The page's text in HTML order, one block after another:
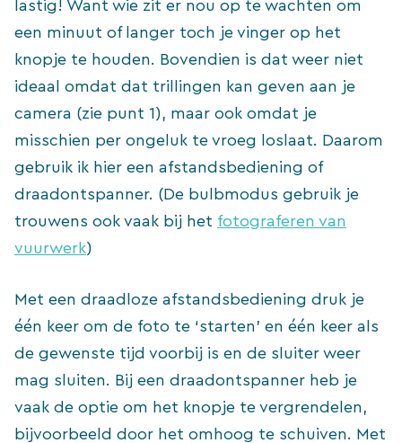
lastig! Want wie zit er nou op te wachten om
een minuut of langer toch je vinger op het
knopje te houden. Bovendien is dat weer niet
ideaal omdat dat trillingen kan geven aan je
camera (zie punt 1), maar ook omdat je
misschien per ongeluk te vroeg loslaat. Daarom
gebruik ik hier een afstandsbediening of
draadontspanner. (De bulbmodus gebruik je
trouwens ook vaak bij het fotograferen van
vuurwerk)
Met een draadloze afstandsbediening druk je
één keer om de foto te ‘starten’ en één keer als
de gewenste tijd voorbij is en de sluiter weer
mag sluiten. Bij een draadontspanner heb je
vaak de optie om het knopje te vergrendelen,
bijvoorbeeld door het omhoog te schuiven. Met